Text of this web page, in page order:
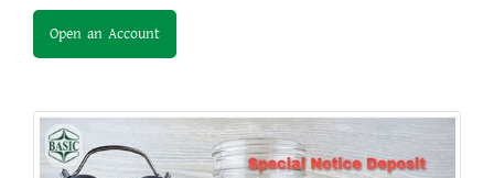
Open an Account